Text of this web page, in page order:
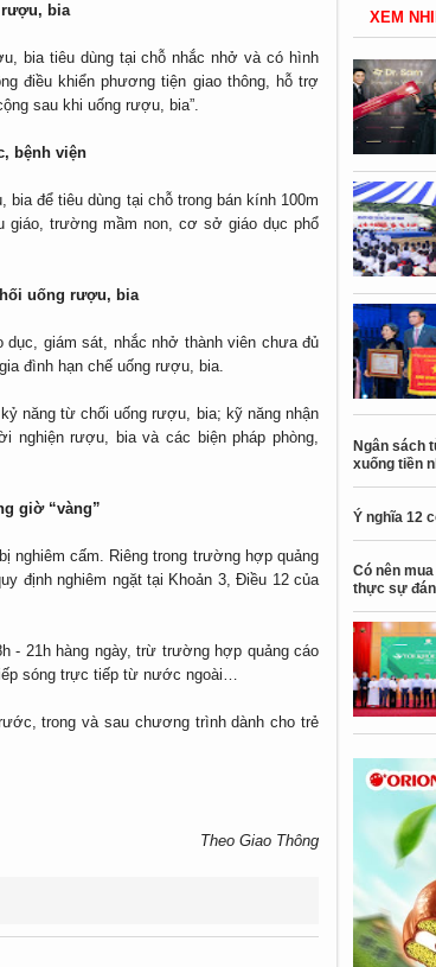
rượu, bia
bia tiêu dùng tại chỗ nhắc nhở và có hình
điều khiển phương tiện giao thông, hỗ trợ
sau khi uống rượu, bia”.
bệnh viện
để tiêu dùng tại chỗ trong bán kính 100m
trường mầm non, cơ sở giáo dục phổ
uống rượu, bia
giám sát, nhắc nhở thành viên chưa đủ
đình hạn chế uống rượu, bia.
năng từ chối uống rượu, bia; kỹ năng nhận
rượu, bia và các biện pháp phòng,
giờ “vàng”
nghiêm cấm. Riêng trong trường hợp quảng
định nghiêm ngặt tại Khoản 3, Điều 12 của
- 21h hàng ngày, trừ trường hợp quảng cáo
sóng trực tiếp từ nước ngoài…
trong và sau chương trình dành cho trẻ
Theo Giao Thông
XEM
Ngân sách
xuống tiền
Ý nghĩa 12
Có nên
thực sự